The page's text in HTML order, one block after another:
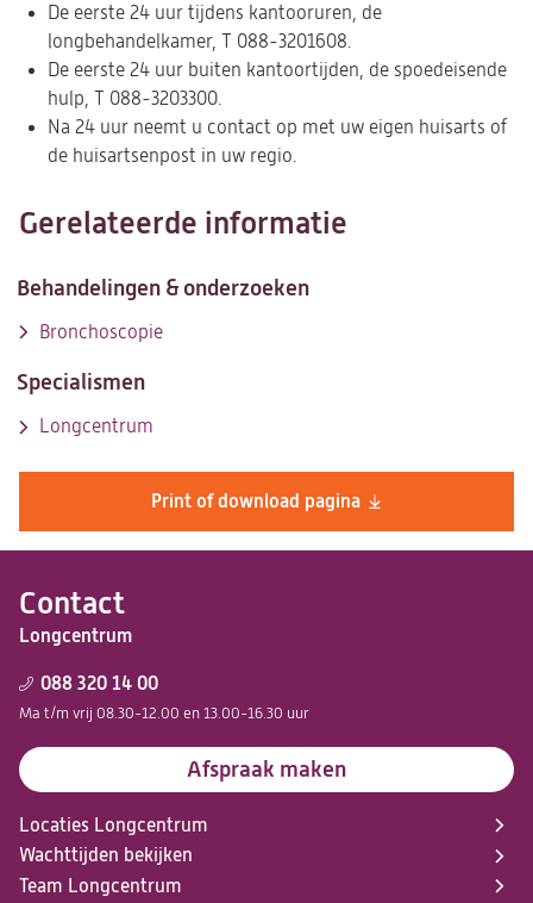
Contact
Longcentrum
088 320 14 00
Ma t/m vrij 08.30-12.00 en 13.00-16.30 uur
Afspraak maken
Locaties Longcentrum
Wachttijden bekijken
Team Longcentrum
Print of download pagina
De eerste 24 uur tijdens kantooruren, de
longbehandelkamer, T 088-3201608.
De eerste 24 uur buiten kantoortijden, de spoedeisende
hulp, T 088-3203300.
Na 24 uur neemt u contact op met uw eigen huisarts of
de huisartsenpost in uw regio.
Gerelateerde informatie
Behandelingen & onderzoeken
Bronchoscopie
Specialismen
Longcentrum